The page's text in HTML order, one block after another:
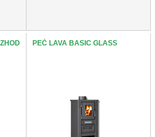
PEČ LAVA BASIC GLASS